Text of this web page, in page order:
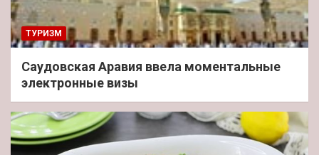
ТУРИЗМ
Саудовская Аравия ввела моментальные
электронные визы